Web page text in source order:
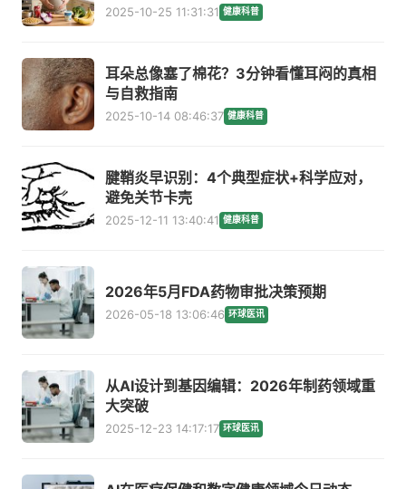
2025-10-25 11:31:31 健康科普
耳朵总像塞了棉花？3分钟看懂耳闷的真相
与自救指南
2025-10-14 08:46:37 健康科普
腱鞘炎早识别：4个典型症状+科学应对，
避免关节卡壳
2025-12-11 13:40:41 健康科普
2026年5月FDA药物审批决策预期
2026-05-18 13:06:46 环球医讯
从AI设计到基因编辑：2026年制药领域重
大突破
2025-12-23 14:17:17 环球医讯